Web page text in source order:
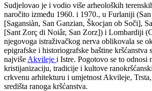
Sudjelovao je i vodio više arheoloških
naročito između 1960. i 1970., u Furlaniji
[Sagansiàn, San Ganzian, Škocjan ob Soči],
[Sant Zorç di Noiâr, San Zorz]) i Lombardiji
njegovoga istraživačkog nerva oblikovala se
epigrafske i historiografske baštine kršćanstva
najviše Akvileje i Istre. Pogotovo se to odnosi
kristijanizaciju, tradicije i kultove
crkvenu arhitekturu i umjetnost Akvileje, Trsta,
središta ranoga kršćanstva.